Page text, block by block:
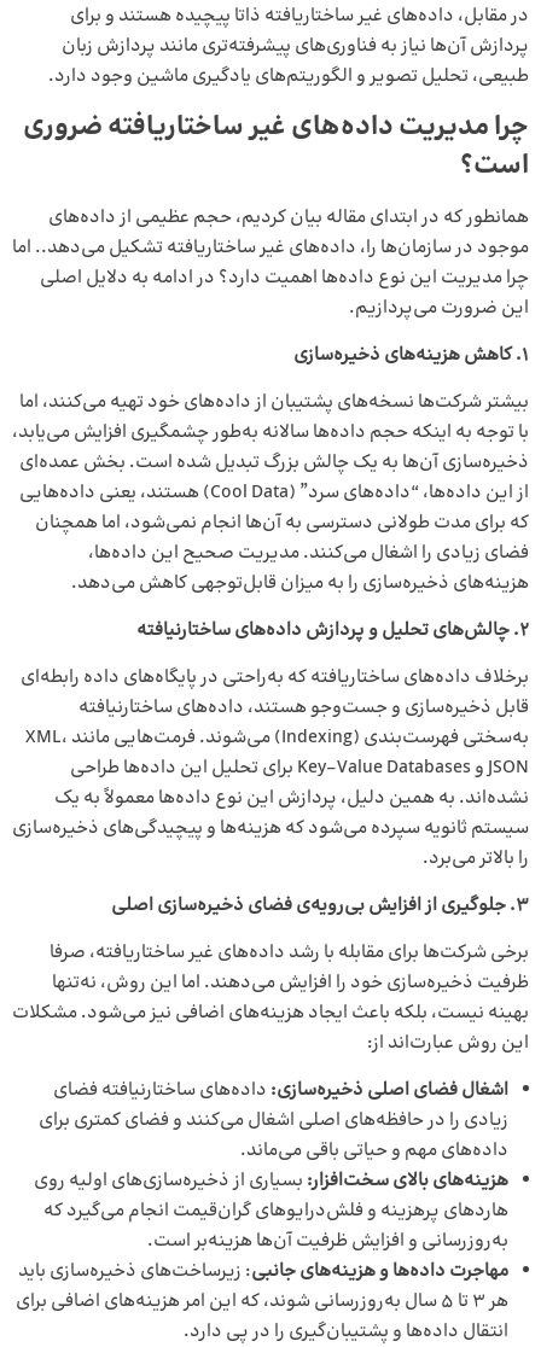
در مقابل، داده‌های غیر ساختاریافته ذاتا پیچیده‌ هستند و برای
پردازش آن‌ها نیاز به فناوری‌های پیشرفته‌تری مانند پردازش زبان
طبیعی، تحلیل تصویر و الگوریتم‌های یادگیری ماشین وجود دارد.
چرا مدیریت داده‌های غیر ساختاریافته ضروری
است؟
همانطور که در ابتدای مقاله بیان کردیم، حجم عظیمی از داده‌های
موجود در سازمان‌ها را، داده‌های غیر ساختاریافته تشکیل می‌دهد.. اما
چرا مدیریت این نوع داده‌ها اهمیت دارد؟ در ادامه به دلایل اصلی
این ضرورت می‌پردازیم.
۱.کاهش هزینه‌های ذخیره‌سازی
بیشتر شرکت‌ها نسخه‌های پشتیبان از داده‌های خود تهیه می‌کنند، اما
با توجه به اینکه حجم داده‌ها سالانه به‌طور چشمگیری افزایش می‌یابد،
ذخیره‌سازی آن‌ها به یک چالش بزرگ تبدیل شده است. بخش عمده‌ای
از این داده‌ها، “داده‌های سرد” (Cool Data) هستند، یعنی داده‌هایی
که برای مدت طولانی دسترسی به آن‌ها انجام نمی‌شود، اما همچنان
فضای زیادی را اشغال می‌کنند. مدیریت صحیح این داده‌ها،
هزینه‌های ذخیره‌سازی را به میزان قابل‌توجهی کاهش می‌دهد.
۲.چالش‌های تحلیل و پردازش داده‌های ساختارنیافته
برخلاف داده‌های ساختاریافته که به‌راحتی در پایگاه‌های داده رابطه‌ای
قابل ذخیره‌سازی و جست‌وجو هستند، داده‌های ساختارنیافته
به‌سختی فهرست‌بندی (Indexing) می‌شوند. فرمت‌هایی مانند XML،
JSON و Key-Value Databases برای تحلیل این داده‌ها طراحی
نشده‌اند. به همین دلیل، پردازش این نوع داده‌ها معمولاً به یک
سیستم ثانویه سپرده می‌شود که هزینه‌ها و پیچیدگی‌های ذخیره‌سازی
را بالاتر می‌برد.
۳.جلوگیری از افزایش بی‌رویه‌ی فضای ذخیره‌سازی اصلی
برخی شرکت‌ها برای مقابله با رشد داده‌های غیر ساختاریافته، صرفا
ظرفیت ذخیره‌سازی خود را افزایش می‌دهند. اما این روش، نه‌تنها
بهینه نیست، بلکه باعث ایجاد هزینه‌های اضافی نیز می‌شود. مشکلات
این روش عبارت‌اند از:
اشغال فضای اصلی ذخیره‌سازی: داده‌های ساختارنیافته فضای
زیادی را در حافظه‌های اصلی اشغال می‌کنند و فضای کمتری برای
داده‌های مهم و حیاتی باقی می‌ماند.
هزینه‌های بالای سخت‌افزار: بسیاری از ذخیره‌سازی‌های اولیه روی
هاردهای پرهزینه و فلش‌درایوهای گران‌قیمت انجام می‌گیرد که
به‌روزرسانی و افزایش ظرفیت آن‌ها هزینه‌بر است.
مهاجرت داده‌ها و هزینه‌های جانبی: زیرساخت‌های ذخیره‌سازی باید
هر ۳ تا ۵ سال به‌روزرسانی شوند، که این امر هزینه‌های اضافی برای
انتقال داده‌ها و پشتیبان‌گیری را در پی دارد.